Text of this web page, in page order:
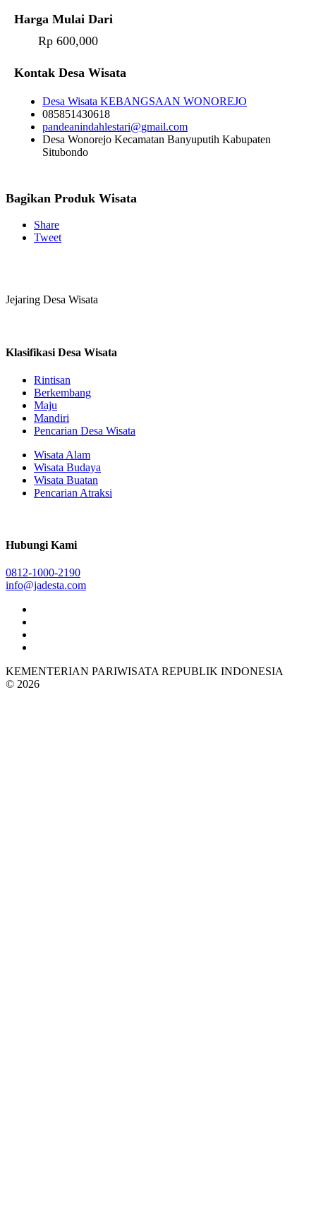
Harga Mulai Dari
Rp 600,000
Kontak Desa Wisata
Desa Wisata KEBANGSAAN WONOREJO
085851430618
pandeanindahlestari@gmail.com
Desa Wonorejo Kecamatan Banyuputih Kabupaten
Situbondo
Bagikan Produk Wisata
Share
Tweet
Jejaring Desa Wisata
Klasifikasi Desa Wisata
Rintisan
Berkembang
Maju
Mandiri
Pencarian Desa Wisata
Wisata Alam
Wisata Budaya
Wisata Buatan
Pencarian Atraksi
Hubungi Kami
0812-1000-2190
info@jadesta.com
KEMENTERIAN PARIWISATA REPUBLIK INDONESIA
© 2026